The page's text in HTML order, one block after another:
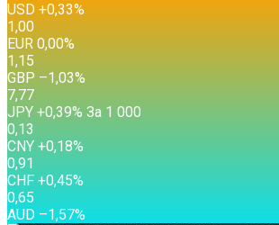
USD +0,33%
1,00
EUR 0,00%
1,15
GBP –1,03%
7,77
JPY +0,39% За 1 000
0,13
CNY +0,18%
0,91
CHF +0,45%
0,65
AUD –1,57%